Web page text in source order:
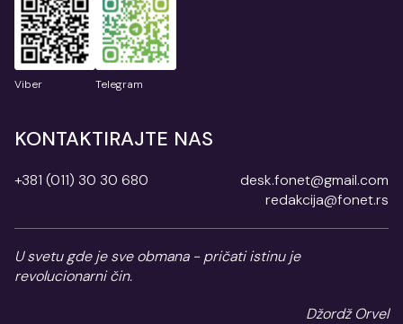
Viber Telegram
KONTAKTIRAJTE NAS
+381 (011) 30 30 680
desk.fonet@gmail.com
redakcija@fonet.rs
U svetu gde je sve obmana - pričati istinu je
revolucionarni čin.
Džordž Orvel